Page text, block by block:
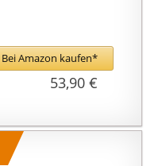
Bei Amazon kaufen*
53,90 €